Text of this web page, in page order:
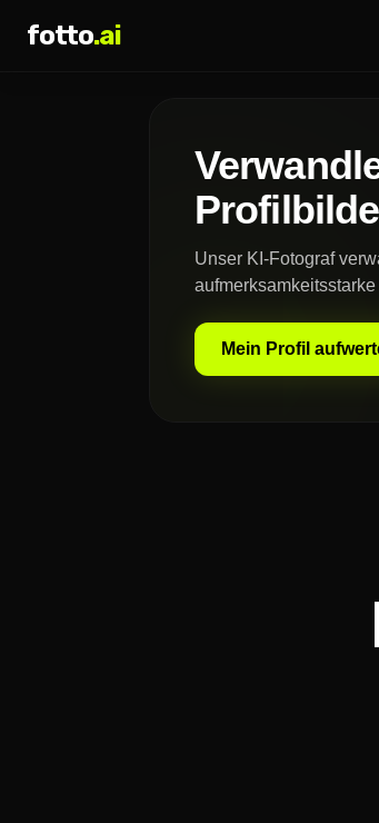
fotto.ai
Unser KI-Fotograf
Mein Profil